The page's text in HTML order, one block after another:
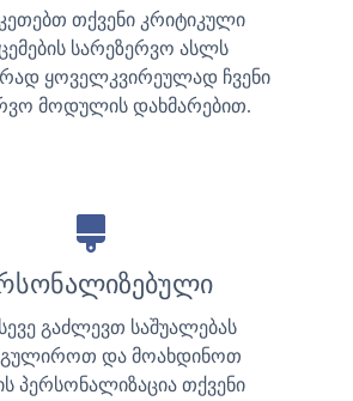
თქვენი კრიტიკული
სარეზერვო ასლს
ყოველკვირეულად ჩვენი
მოდულის დახმარებით.
გაძლევთ საშუალებას
და მოახდინოთ
პერსონალიზაცია თქვენი